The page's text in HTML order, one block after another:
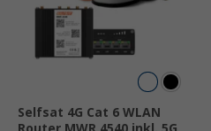
Selfsat 4G Cat 6 WLAN
Router MWR 4540 inkl. 5G